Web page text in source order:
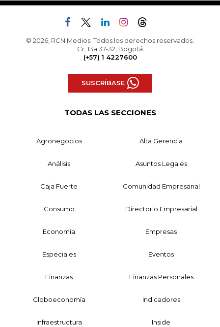
© 2026, RCN Medios. Todos los derechos reservados.
Cr. 13a 37-32, Bogotá
(+57) 1 4227600
SUSCRÍBASE
TODAS LAS SECCIONES
Agronegocios Alta Gerencia
Análisis Asuntos Legales
Caja Fuerte Comunidad Empresarial
Consumo Directorio Empresarial
Economía Empresas
Especiales Eventos
Finanzas Finanzas Personales
Globoeconomía Indicadores
Infraestructura Inside